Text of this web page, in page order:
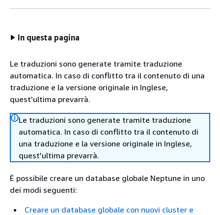
In questa pagina
Le traduzioni sono generate tramite traduzione
automatica. In caso di conflitto tra il contenuto di una
traduzione e la versione originale in Inglese,
quest'ultima prevarrà.
Le traduzioni sono generate tramite traduzione
automatica. In caso di conflitto tra il contenuto di
una traduzione e la versione originale in Inglese,
quest'ultima prevarrà.
È possibile creare un database globale Neptune in uno
dei modi seguenti:
Creare un database globale con nuovi cluster e